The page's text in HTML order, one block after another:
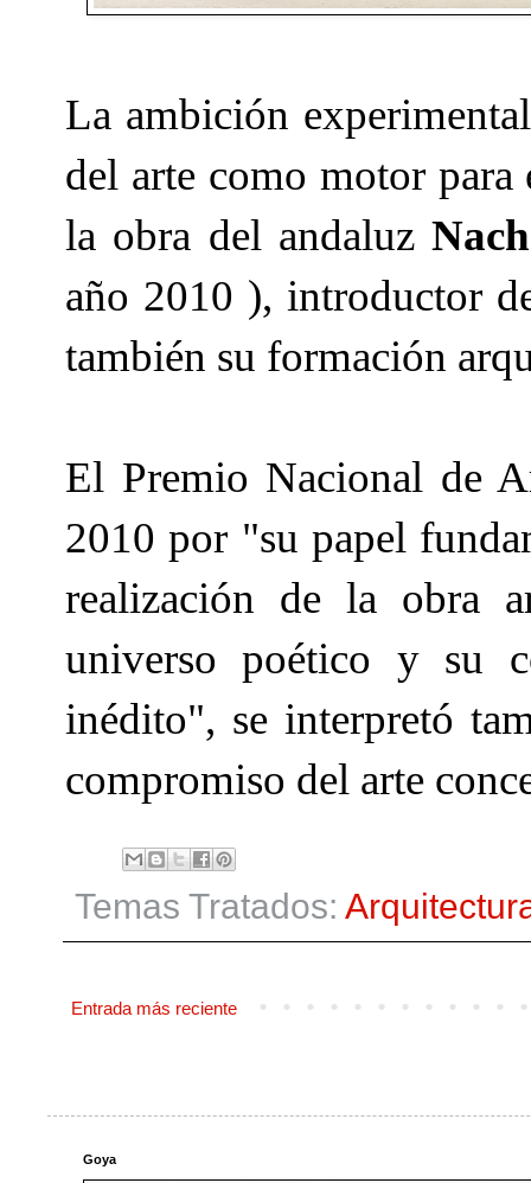
La ambición
del arte como motor
la obra del andaluz
año 2010 ), introductor
también su formación
El Premio Nacional de
2010 por "su papel
realización de la obra
universo poético y su
inédito", se interpretó
compromiso del arte
Temas Tratados:
Entrada más reciente
Goya